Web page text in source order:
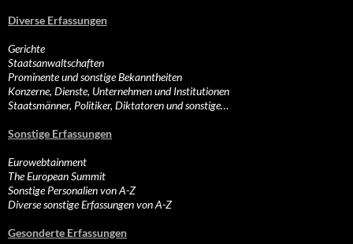
Diverse Erfassungen
Gerichte
Staatsanwaltschaften
Prominente und sonstige Bekanntheiten
Konzerne, Dienste, Unternehmen und Institutionen
Staatsmänner, Politiker, Diktatoren und sonstige…
Sonstige Erfassungen
Eurowebtainment
The European Summit
Sonstige Personalien von A-Z
Diverse sonstige Erfassungen von A-Z
Gesonderte Erfassungen